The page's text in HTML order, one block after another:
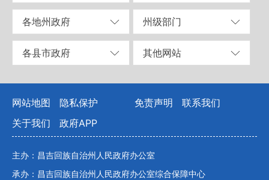
各地州政府 州级部门
各县市政府 其他网站
网站地图 隐私保护 免责声明
联系我们
关于我们
政府APP
主办：昌吉回族自治州人民政府办公室
承办：昌吉回族自治州人民政府办公室综合保障中心